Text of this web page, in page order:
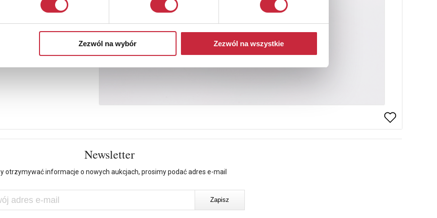
Zezwól na wybór Zezwól na wszystkie
Newsletter
otrzymywać informacje o nowych aukcjach, prosimy podać adres e-mail